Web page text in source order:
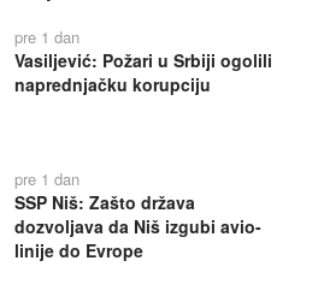
pre 1 dan
Vasiljević: Požari u Srbiji ogolili
naprednjačku korupciju
pre 1 dan
SSP Niš: Zašto država
dozvoljava da Niš izgubi avio-
linije do Evrope